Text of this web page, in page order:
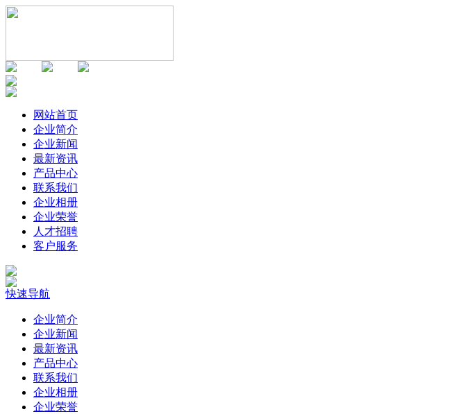
网站首页
企业简介
企业新闻
最新资讯
产品中心
联系我们
企业相册
企业荣誉
人才招聘
客户服务
快速导航
企业简介
企业新闻
最新资讯
产品中心
联系我们
企业相册
企业荣誉